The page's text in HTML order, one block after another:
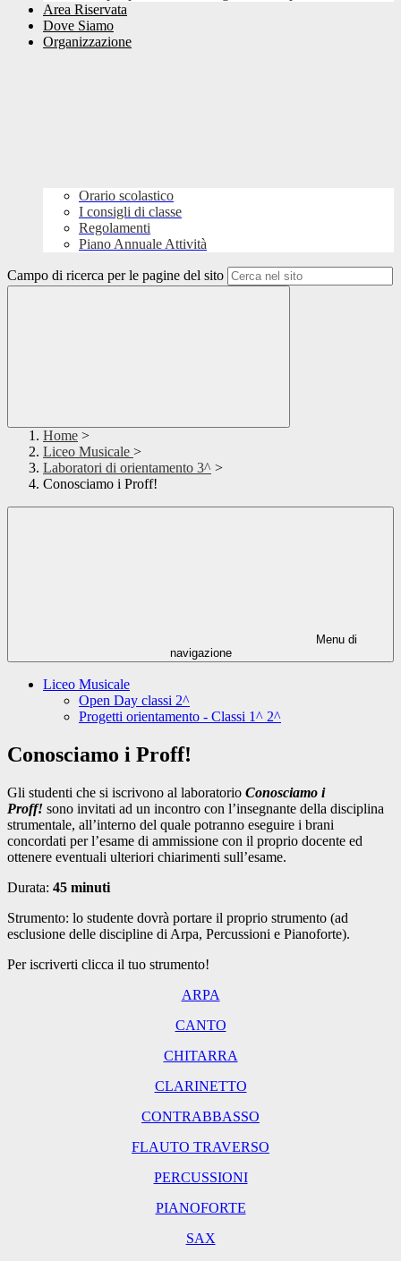
Area Riservata
Dove Siamo
Organizzazione
Orario scolastico
I consigli di classe
Regolamenti
Piano Annuale Attività
Campo di ricerca per le pagine del sito
Home >
Liceo Musicale >
Laboratori di orientamento 3^ >
Conosciamo i Proff!
Menu di
navigazione
Liceo Musicale
Open Day classi 2^
Progetti orientamento - Classi 1^ 2^
Conosciamo i Proff!
Gli studenti che si iscrivono al laboratorio Conosciamo i
Proff! sono invitati ad un incontro con l’insegnante della disciplina
strumentale, all’interno del quale potranno eseguire i brani
concordati per l’esame di ammissione con il proprio docente ed
ottenere eventuali ulteriori chiarimenti sull’esame.
Durata: 45 minuti
Strumento: lo studente dovrà portare il proprio strumento (ad
esclusione delle discipline di Arpa, Percussioni e Pianoforte).
Per iscriverti clicca il tuo strumento!
ARPA
CANTO
CHITARRA
CLARINETTO
CONTRABBASSO
FLAUTO TRAVERSO
PERCUSSIONI
PIANOFORTE
SAX